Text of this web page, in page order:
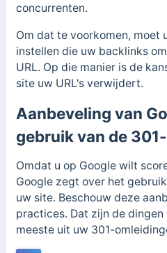
concurrenten.
Om dat te voorkomen, moet
instellen die uw backlinks
URL. Op die manier is de
site uw URL's verwijdert.
Aanbeveling van
gebruik van de
Omdat u op Google wilt
Google zegt over het
uw site. Beschouw deze
practices. Dat zijn de
meeste uit uw 301-